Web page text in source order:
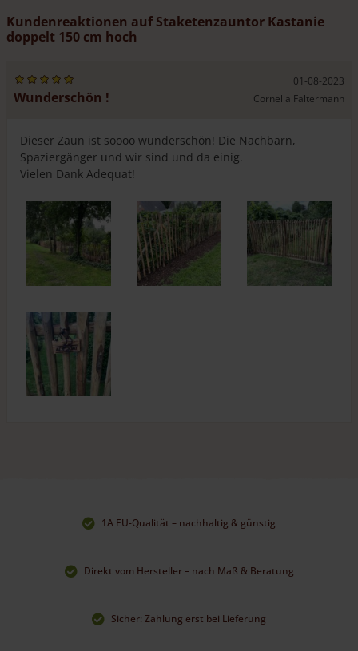
Kundenreaktionen auf Staketenzauntor Kastanie
doppelt 150 cm hoch
Wunderschön ! Cornelia Faltermann
01-08-2023
Dieser Zaun ist soooo wunderschön! Die Nachbarn,
Spaziergänger und wir sind und da einig.
Vielen Dank Adequat!
1A EU-Qualität – nachhaltig & günstig
Direkt vom Hersteller – nach Maß & Beratung
Sicher: Zahlung erst bei Lieferung